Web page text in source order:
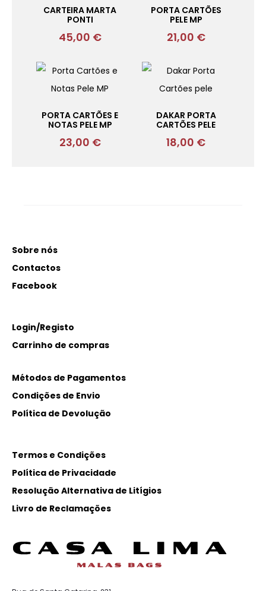
CARTEIRA MARTA
PONTI
45,00 €
PORTA CARTÕES
PELE MP
21,00 €
PORTA CARTÕES E
NOTAS PELE MP
23,00 €
DAKAR PORTA
CARTÕES PELE
18,00 €
Sobre nós
Contactos
Facebook
Login/Registo
Carrinho de compras
Métodos de Pagamentos
Condições de Envio
Política de Devolução
Termos e Condições
Política de Privacidade
Resolução Alternativa de Litígios
Livro de Reclamações